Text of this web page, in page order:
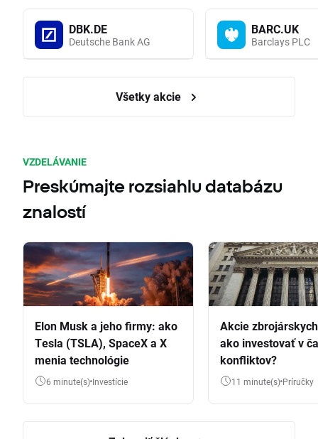
DBK.DE
Deutsche Bank AG
BARC.UK
Barclays PLC
Všetky akcie
VZDELÁVANIE
Preskúmajte rozsiahlu databázu
znalostí
Elon Musk a jeho firmy: ako
Tesla (TSLA), SpaceX a X
menia technológie
6 minute(s) Investície
Akcie
ako investovať v
konfliktov?
11 minute(s) Príručky